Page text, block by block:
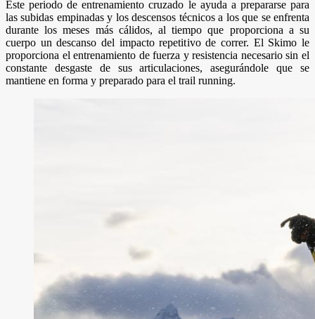
Este periodo de entrenamiento cruzado le ayuda a prepararse para
las subidas empinadas y los descensos técnicos a los que se enfrenta
durante los meses más cálidos, al tiempo que proporciona a su
cuerpo un descanso del impacto repetitivo de correr. El Skimo le
proporciona el entrenamiento de fuerza y resistencia necesario sin el
constante desgaste de sus articulaciones, asegurándole que se
mantiene en forma y preparado para el trail running.